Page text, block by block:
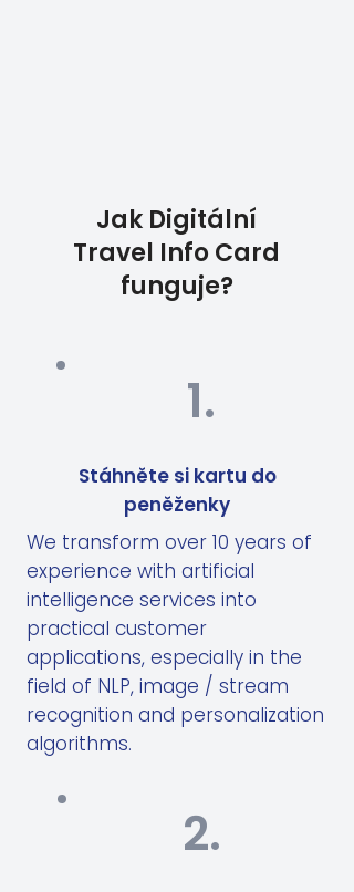
Jak Digitální
Travel Info Card
funguje?
1.
Stáhněte si kartu do
peněženky
We transform over 10 years of
experience with artificial
intelligence services into
practical customer
applications, especially in the
field of NLP, image / stream
recognition and personalization
algorithms.
2.